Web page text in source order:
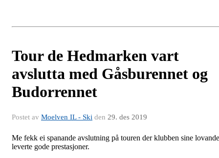
Tour de Hedmarken vart
avslutta med Gåsburennet og
Budorrennet
Postet av Moelven IL - Ski den 29. des 2019
Me fekk ei spanande avslutning på touren der klubben sine
leverte gode prestasjoner.